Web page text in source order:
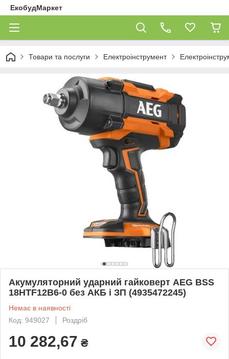
ЕкобудМаркет
Товари та послуги Електроінструмент
Акумуляторний ударний гайковерт AEG BSS
18HTF12B6-0 без АКБ і ЗП (4935472245)
Немає в наявності
Код: 949027
Роздріб
10 282,67 ₴